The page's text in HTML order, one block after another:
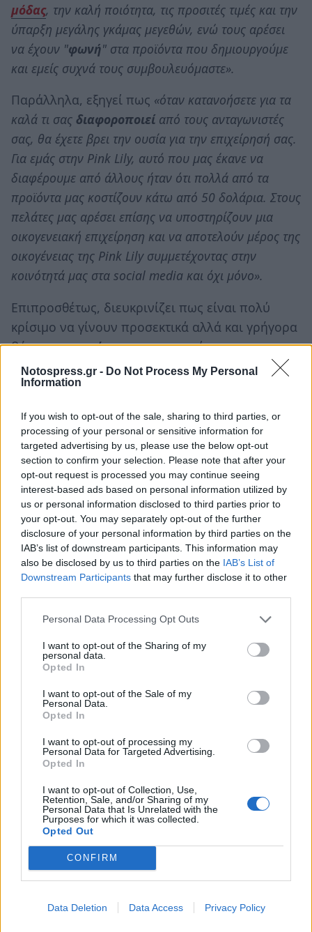
Notospress.gr - Do Not Process My Personal
Information
If you wish to opt-out of the sale, sharing to third parties, or
processing of your personal or sensitive information for
targeted advertising by us, please use the below opt-out
section to confirm your selection. Please note that after your
opt-out request is processed you may continue seeing
interest-based ads based on personal information utilized by
us or personal information disclosed to third parties prior to
your opt-out. You may separately opt-out of the further
disclosure of your personal information by third parties on the
IAB’s list of downstream participants. This information may
also be disclosed by us to third parties on the IAB’s List of
Downstream Participants that may further disclose it to other
Personal Data Processing Opt Outs
I want to opt-out of the Sharing of my
personal data.
Opted In
I want to opt-out of the Sale of my
Personal Data.
Opted In
I want to opt-out of processing my
Personal Data for Targeted Advertising.
Opted In
I want to opt-out of Collection, Use,
Retention, Sale, and/or Sharing of my
Personal Data that Is Unrelated with the
Purposes for which it was collected.
Opted Out
CONFIRM
Data Deletion Data Access Privacy Policy
μόδας, την καλή ποιότητα, τις προσιτές τιμές και την
ύπαρξη μεγάλης γκάμας μεγεθών, ενώ τους αρέσει
να έχουν "φωνή" στα προϊόντα που δημιουργούμε
και εμείς συχνά τους συμβουλευόμαστε».
Παράλληλα, εξηγεί πως «όταν κατανοήσετε για τα
καλά τι σας διαφοροποιεί από τους ανταγωνιστές
σας, θα έχετε βρει την ουσία για την επιχείρησή σας.
Για εμάς στην Pink Lily, αυτό που μας έκανε να
διαφέρουμε από άλλους ήταν ότι πολλά από τα
προϊόντα μας κοστίζουν κάτω από 50 δολάρια. Στους
πελάτες μας αρέσει επίσης να υποστηρίζουν μια
οικογενειακή επιχείρηση και να αποτελούν μέρος της
οικογένειας της Pink Lily συμμετέχοντας στην
κοινότητά μας στα social media και όχι μόνο».
Επιπροσθέτως, διευκρινίζει πως είναι πολύ
κρίσιμο να γίνουν προσεκτικά αλλά και γρήγορα
βήματα γιαεπέκτασητης επιχείρησης και
εξυπηρέτησης ενός ολοένα και μεγαλύτερου
όγκο πελατών, ενώ κομβική είναι και η
δικτύωσης ήταν πολύτιμα για την ανάπτυξη και την
επιτυχία της Pink Lily. Από την αρχή,
χρησιμοποιήσαμε πλατφόρμες όπως το Instagram
και το Facebook για να συνδεθούμε απευθείας με
τους πελάτες»καταλήγει.
Ακολουθήστε το notospress.grστο Google News και
μάθετε πρώτοιόλες τις ειδήσεις
E-SHOP
EBAY
INSTAGRAM